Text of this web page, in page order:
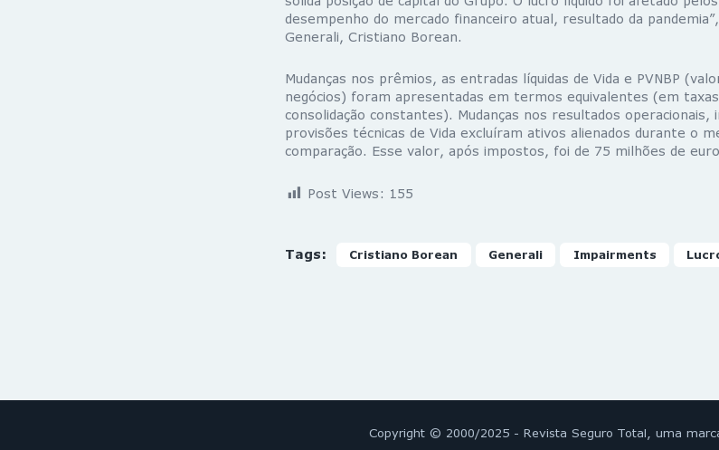
desempenho do mercado financeiro atual, resultado da
Generali, Cristiano Borean.
Mudanças nos prêmios, as entradas líquidas de Vida e PVNBP
negócios) foram apresentadas em termos equivalentes (em
consolidação constantes). Mudanças nos resultados
provisões técnicas de Vida excluíram ativos alienados durante o
comparação. Esse valor, após impostos, foi de 75 milhões de
Post Views: 155
Tags: Cristiano Borean Generali Impairments
Copyright © 2000/2025 - Revista Seguro Total, uma